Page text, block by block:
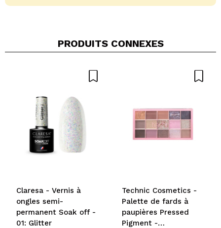
Votre vidéo pourrait être la première. Imaginez...
Recommandez-vous cet achat? Oui Non
5/5
PRODUITS CONNEXES
Claresa - Vernis à
ongles semi-
permanent Soak off -
01: Glitter
Technic Cosmetics -
Palette de fards à
paupières Pressed
Pigment -